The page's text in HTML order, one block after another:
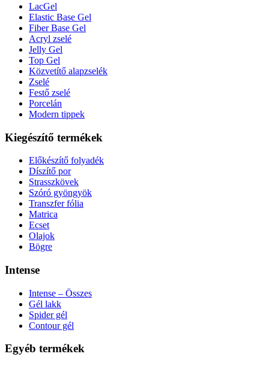
LacGel
Elastic Base Gel
Fiber Base Gel
Acryl zselé
Jelly Gel
Top Gel
Közvetítő alapzselék
Zselé
Festő zselé
Porcelán
Modern tippek
Kiegészítő termékek
Előkészítő folyadék
Díszítő por
Strasszkövek
Szóró gyöngyök
Transzfer fólia
Matrica
Ecset
Olajok
Bögre
Intense
Intense – Összes
Gél lakk
Spider gél
Contour gél
Egyéb termékek